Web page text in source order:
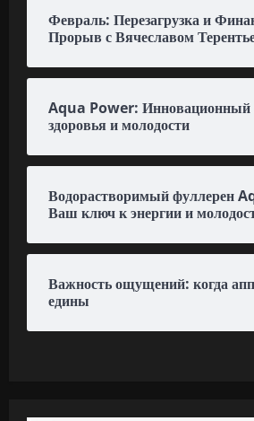
Февраль: Перезагрузка и
Прорыв с Вячеславом
Aqua Power: Инновационный
здоровья и молодости
Водорастворимый фуллерен
Ваш ключ к энергии и
Важность ощущений: когда
едины